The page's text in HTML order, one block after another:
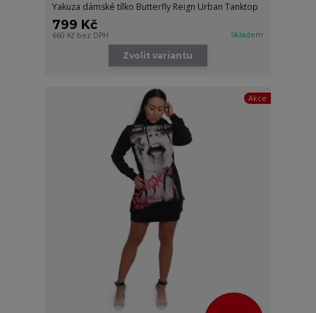
Yakuza dámské tílko Butterfly Reign Urban Tanktop
799 Kč
660 Kč bez DPH Skladem
Zvolit variantu
Akce